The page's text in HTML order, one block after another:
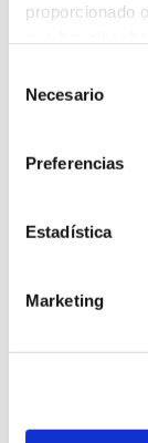
proporcionado
Más
Necesario
Preferencias
Estadística
Marketing
Ronda de
46980 Paterna,